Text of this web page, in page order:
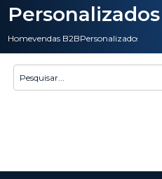
Homevendas B2BPersonalizados
Personalizados